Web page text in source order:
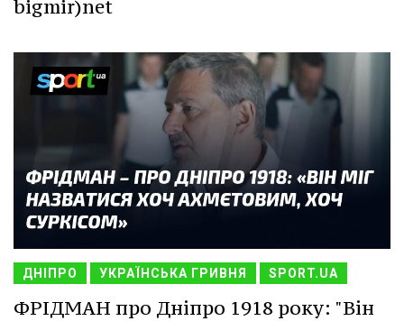
bigmir)net
ДНІПРО УКРАЇНСЬКА ГРИВНЯ SPORT.UA
ФРІДМАН про Дніпро 1918 року: "Він